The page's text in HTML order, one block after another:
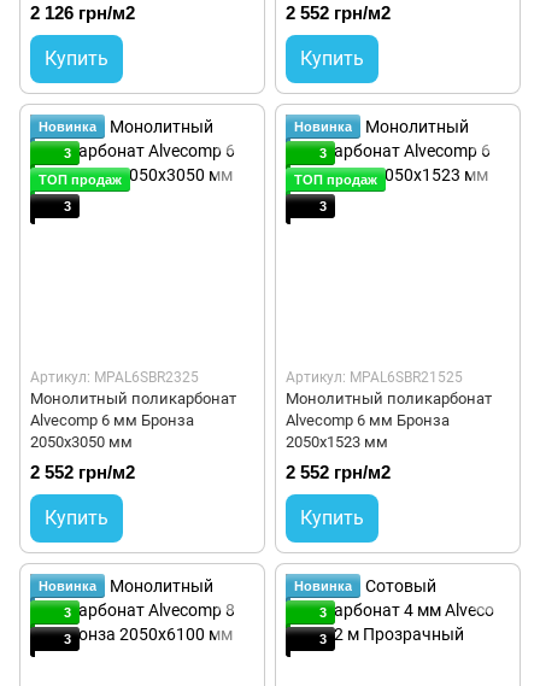
2 126 грн/м2
Купить
2 552 грн/м2
Купить
Новинка
3
ТОП продаж
3
Артикул: MPAL6SBR2325
Монолитный поликарбонат
Alvecomp 6 мм Бронза
2050x3050 мм
2 552 грн/м2
Купить
Новинка
3
ТОП продаж
3
Артикул: MPAL6SBR21525
Монолитный поликарбонат
Alvecomp 6 мм Бронза
2050x1523 мм
2 552 грн/м2
Купить
Новинка
3
3
Новинка
3
3